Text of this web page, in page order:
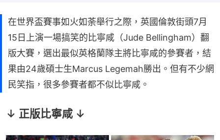
在世界盃賽事如火如荼舉行之際，英國倫敦街頭7月
15日上演一場搞笑的比寧咸（Jude Bellingham）翻
版大賽，選出最似英格蘭隊主將比寧咸的參賽者，結
果由24歲碩士生Marcus Legemah勝出。但有不少網
民笑指，很多參賽者都不似比寧咸。
↓ 正版比寧咸 ↓